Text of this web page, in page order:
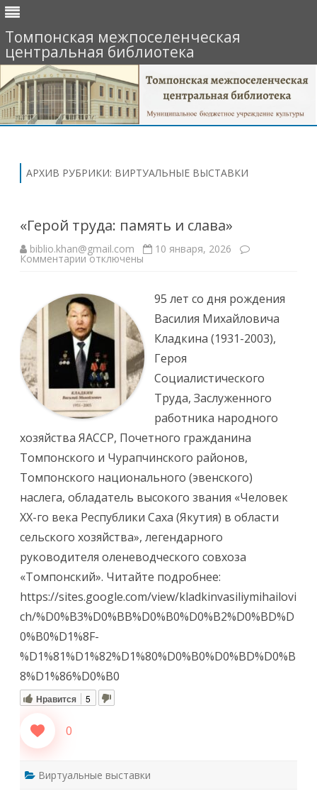
Томпонская межпоселенческая
центральная библиотека
АРХИВ РУБРИКИ: ВИРТУАЛЬНЫЕ ВЫСТАВКИ
«Герой труда: память и слава»
biblio.khan@gmail.com 10 января, 2026
Комментариик
память
и
слава»
отключены
95 лет со дня рождения
Василия Михайловича
Кладкина (1931-2003),
Героя
Социалистического
Труда, Заслуженного
работника народного
хозяйства ЯАССР, Почетного гражданина
Томпонского и Чурапчинского районов,
Томпонского национального (эвенского)
наслега, обладатель высокого звания «Человек
XX-го века Республики Саха (Якутия) в области
сельского хозяйства», легендарного
руководителя оленеводческого совхоза
«Томпонский». Читайте подробнее:
https://sites.google.com/view/kladkinvasiliymihailovi
ch/%D0%B3%D0%BB%D0%B0%D0%B2%D0%BD%D
0%B0%D1%8F-
%D1%81%D1%82%D1%80%D0%B0%D0%BD%D0%B
8%D1%86%D0%B0
Нравится 5
0
Виртуальные выставки